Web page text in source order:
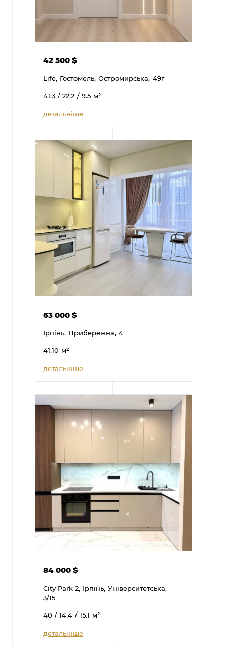
42 500$
Life, Гостомель, Остромирська, 49г
41.3 / 22.2 / 9.5 м²
детальніше
63 000$
Ірпінь, Прибережна, 4
41.10 м²
детальніше
84 000$
City Park 2, Ірпінь, Університетська,
3/15
40 / 14.4 / 15.1 м²
детальніше